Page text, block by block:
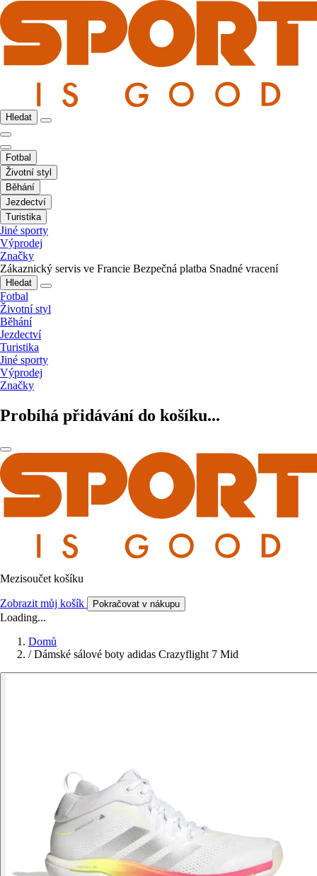
Hledat
Fotbal
Životní styl
Běhání
Jezdectví
Turistika
Jiné sporty
Výprodej
Značky
Zákaznický servis ve Francie Bezpečná platba Snadné vracení
Hledat
Fotbal
Životní styl
Běhání
Jezdectví
Turistika
Jiné sporty
Výprodej
Značky
Probíhá přidávání do košíku...
Mezisoučet košíku
Zobrazit můj košík Pokračovat v nákupu
Loading...
Domů
/ Dámské sálové boty adidas Crazyflight 7 Mid